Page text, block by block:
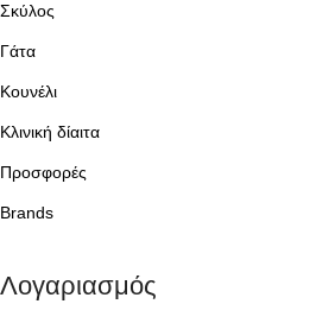
Σκύλος
Γάτα
Κουνέλι
Κλινική δίαιτα
Προσφορές
Brands
Λογαριασμός